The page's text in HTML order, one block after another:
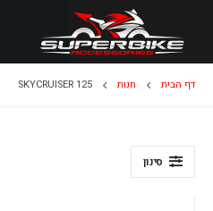
דף הבית חנות SKYCRUISER 125
סינון